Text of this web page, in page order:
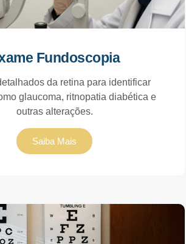
Fundoscopia
da retina para identificar
glaucoma, ritnopatia diabética e
outras alterações.
Saiba Mais